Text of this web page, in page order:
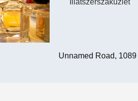
Unnamed Road, 1089